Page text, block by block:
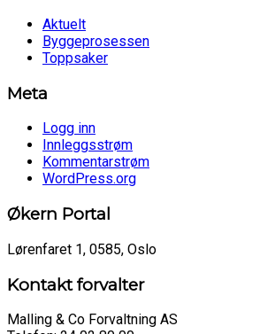
Aktuelt
Byggeprosessen
Toppsaker
Meta
Logg inn
Innleggsstrøm
Kommentarstrøm
WordPress.org
Økern Portal
Lørenfaret 1, 0585, Oslo
Kontakt forvalter
Malling & Co Forvaltning AS